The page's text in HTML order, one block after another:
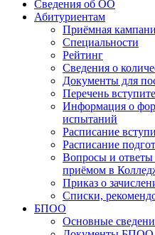
Сведения об ОО
Абитуриентам
Приёмная
Специальности
Рейтинг
Сведения о
Документы для
Перечень
Информация о
испытаний
Расписание
Расписание
Вопросы и ответы
приёмом в
Приказ о
Списки,
БПОО
Основные